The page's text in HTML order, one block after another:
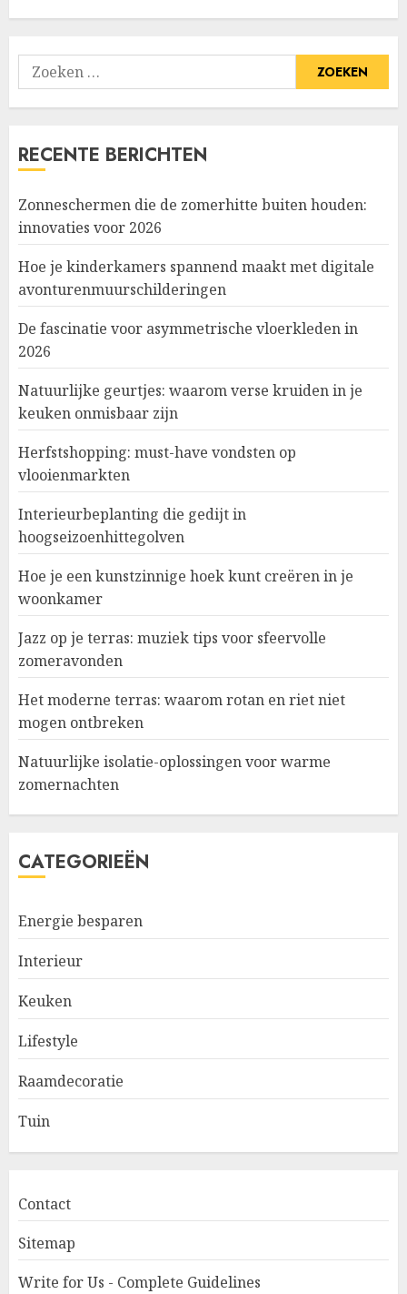
Zoeken
naar:
RECENTE BERICHTEN
Zonneschermen die de zomerhitte buiten houden:
innovaties voor 2026
Hoe je kinderkamers spannend maakt met digitale
avonturenmuurschilderingen
De fascinatie voor asymmetrische vloerkleden in
2026
Natuurlijke geurtjes: waarom verse kruiden in je
keuken onmisbaar zijn
Herfstshopping: must-have vondsten op
vlooienmarkten
Interieurbeplanting die gedijt in
hoogseizoenhittegolven
Hoe je een kunstzinnige hoek kunt creëren in je
woonkamer
Jazz op je terras: muziek tips voor sfeervolle
zomeravonden
Het moderne terras: waarom rotan en riet niet
mogen ontbreken
Natuurlijke isolatie-oplossingen voor warme
zomernachten
CATEGORIEËN
Energie besparen
Interieur
Keuken
Lifestyle
Raamdecoratie
Tuin
Contact
Sitemap
Write for Us - Complete Guidelines